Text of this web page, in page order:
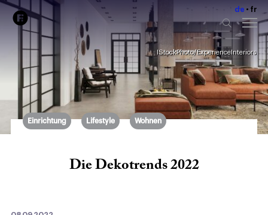
de fr
IStockPhoto/ExperienceInteriors
Einrichtung Lifestyle Wohnen
Die Dekotrends 2022